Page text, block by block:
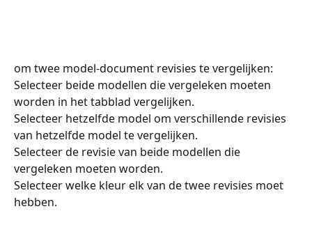
om twee model-document revisies te vergelijken:
Selecteer beide modellen die vergeleken moeten
worden in het tabblad vergelijken.
Selecteer hetzelfde model om verschillende revisies
van hetzelfde model te vergelijken.
Selecteer de revisie van beide modellen die
vergeleken moeten worden.
Selecteer welke kleur elk van de twee revisies moet
hebben.